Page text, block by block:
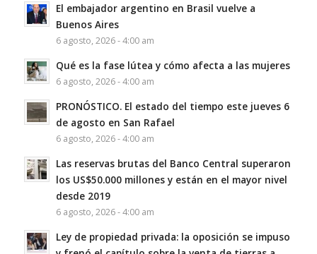
El embajador argentino en Brasil vuelve a
Buenos Aires
6 agosto, 2026 - 4:00 am
Qué es la fase lútea y cómo afecta a las mujeres
6 agosto, 2026 - 4:00 am
PRONÓSTICO. El estado del tiempo este jueves 6
de agosto en San Rafael
6 agosto, 2026 - 4:00 am
Las reservas brutas del Banco Central superaron
los US$50.000 millones y están en el mayor nivel
desde 2019
6 agosto, 2026 - 4:00 am
Ley de propiedad privada: la oposición se impuso